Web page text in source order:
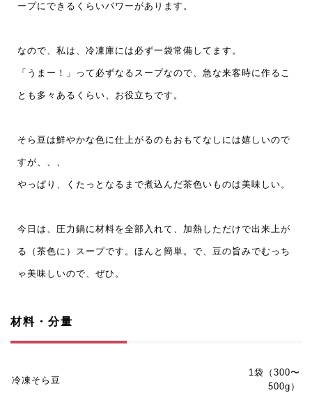
ープにできるくらいパワーがあります。
なので、私は、冷凍庫には必ず一袋常備してます。
「うまー！」って必ずなるスープなので、急な来客時に作るこ
とも多々あるくらい、お役立ちです。
そら豆は鮮やかな色に仕上がるのもおもてなしには嬉しいので
すが、、、
やっぱり、くたっとなるまで煮込んだ茶色いものは美味しい。
今日は、圧力鍋に材料を全部入れて、加熱しただけで出来上が
る（茶色に）スープです。ほんと簡単。で、豆の旨みでむっち
ゃ美味しいので、ぜひ。
材料・分量
冷凍そら豆
1袋（300〜
500g）